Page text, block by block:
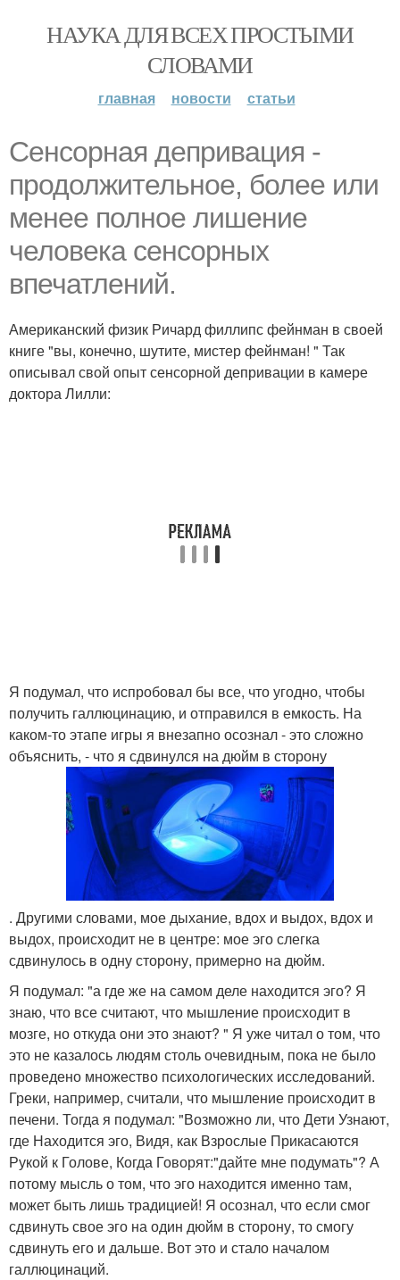
НАУКА ДЛЯ ВСЕХ ПРОСТЫМИ
СЛОВАМИ
главная новости статьи
Сенсорная депривация -
продолжительное, более или
менее полное лишение
человека сенсорных
впечатлений.
Американский физик Ричард филлипс фейнман в своей
книге "вы, конечно, шутите, мистер фейнман! " Так
описывал свой опыт сенсорной депривации в камере
доктора Лилли:
Я подумал, что испробовал бы все, что угодно, чтобы
получить галлюцинацию, и отправился в емкость. На
каком-то этапе игры я внезапно осознал - это сложно
объяснить, - что я сдвинулся на дюйм в сторону
. Другими словами, мое дыхание, вдох и выдох, вдох и
выдох, происходит не в центре: мое эго слегка
сдвинулось в одну сторону, примерно на дюйм.
Я подумал: "а где же на самом деле находится эго? Я
знаю, что все считают, что мышление происходит в
мозге, но откуда они это знают? " Я уже читал о том, что
это не казалось людям столь очевидным, пока не было
проведено множество психологических исследований.
Греки, например, считали, что мышление происходит в
печени. Тогда я подумал: "Возможно ли, что Дети Узнают,
где Находится эго, Видя, как Взрослые Прикасаются
Рукой к Голове, Когда Говорят:"дайте мне подумать"? А
потому мысль о том, что эго находится именно там,
может быть лишь традицией! Я осознал, что если смог
сдвинуть свое эго на один дюйм в сторону, то смогу
сдвинуть его и дальше. Вот это и стало началом
галлюцинаций.